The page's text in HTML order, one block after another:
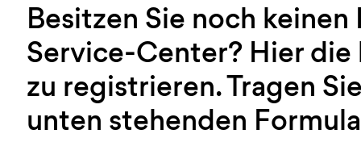
Besitzen Sie noch
Service-Center? Hier
zu registrieren. Tragen
unten stehenden